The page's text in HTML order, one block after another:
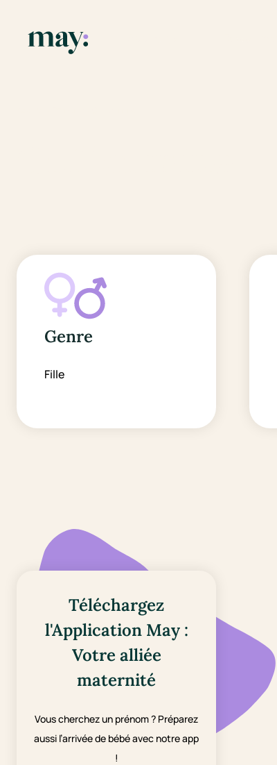
Genre
Fille
Téléchargez
l'Application May :
Votre alliée
maternité
Vous cherchez un prénom ? Préparez
aussi l’arrivée de bébé avec notre app
!